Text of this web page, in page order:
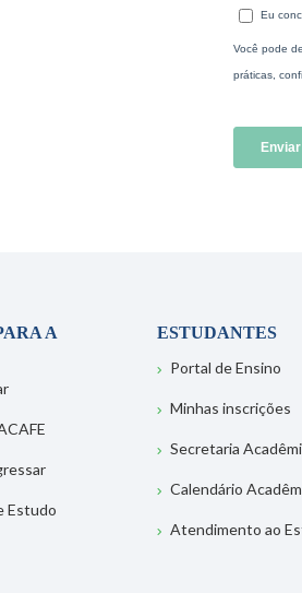
A
Estudo
ESTUDANTES
Portal de Ensino
Minhas inscrições
Secretaria
Calendário
Atendimento ao